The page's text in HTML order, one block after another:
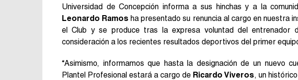
Universidad de Concepción informa a sus hinchas y a la
Leonardo Ramos ha presentado su renuncia al cargo en nuestra
el Club y se produce tras la expresa voluntad del entrenador
consideración a los recientes resultados deportivos del primer
“Asimismo, informamos que hasta la designación de un nuevo
Plantel Profesional estará a cargo de Ricardo Viveros, un